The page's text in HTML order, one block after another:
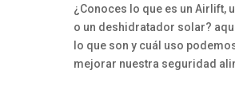
¿Conoces lo que es un Airlift,
o un deshidratador solar?
lo que son y cuál uso
mejorar nuestra seguridad